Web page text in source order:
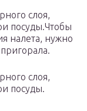
слоя,
посуды.Чтобы
налета, нужно
слоя,
посуды.